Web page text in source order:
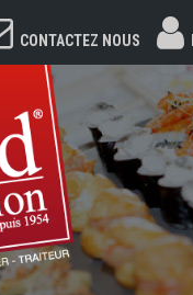
CONTACTEZ NOUS